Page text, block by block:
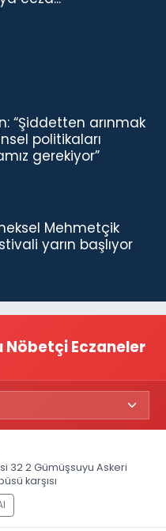
“Şiddetten arınmak
politikaları
gerekiyor”
Mehmetçik
yarın başlıyor
Eczaneler
32 2 Gümüşsuyu Askeri
karşısı